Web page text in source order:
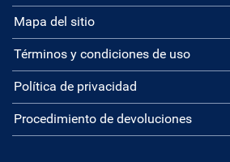
Mapa del sitio
Términos y condiciones de uso
Política de privacidad
Procedimiento de devoluciones